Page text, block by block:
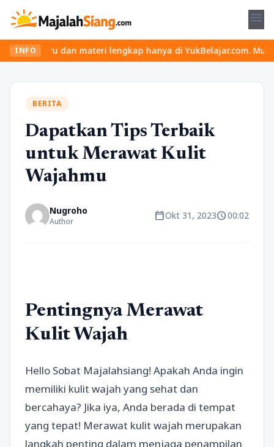
menu
INFO
dan materi lengkap hanya di YukBelajar.com. Mulai
BERITA
Dapatkan Tips Terbaik
untuk Merawat Kulit
Wajahmu
Nugroho
Author calendar_todayOkt 31, 2023schedule00:02
Pentingnya Merawat
Kulit Wajah
Hello Sobat Majalahsiang! Apakah Anda ingin
memiliki kulit wajah yang sehat dan
bercahaya? Jika iya, Anda berada di tempat
yang tepat! Merawat kulit wajah merupakan
langkah penting dalam menjaga penampilan